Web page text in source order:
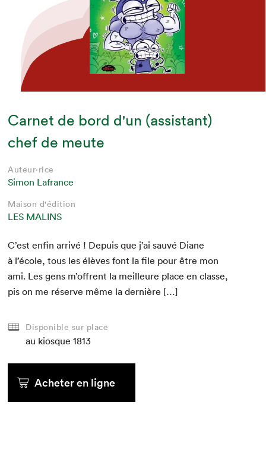
Carnet de bord d'un (assistant)
chef de meute
Auteur·rice
Simon Lafrance
Maison d'édition
LES MALINS
C’est enfin arrivé ! Depuis que j’ai sauvé Diane
à l’école, tous les élèves font la file pour être mon
ami. Les gens m’offrent la meilleure place en classe,
pis on me réserve même la dernière […]
Disponible sur place
au kiosque 1813
Acheter en ligne